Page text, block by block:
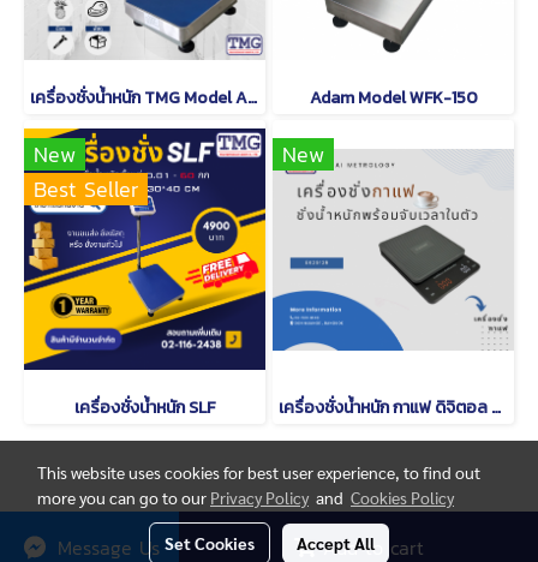
Add to cart
Message Us
เครื่องชั่งน้ำหนัก TMG Model A12 Adam Model WFK-150
New
Best Seller
เครื่องชั่งน้ำหนัก SLF
New
เครื่องชั่งน้ำหนัก กาแฟ ดิจิตอล CAMRY EK 2912 R
© Copyright thaimetrology.com 2026. All Rights Reserved.
This website uses cookies for best user experience, to find out
more you can go to our Privacy Policy and Cookies Policy
Set Cookies Accept All